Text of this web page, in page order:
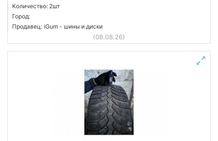
Количество: 2шт
Город:
Продавец: iGum - шины и диски
(08.08.26)